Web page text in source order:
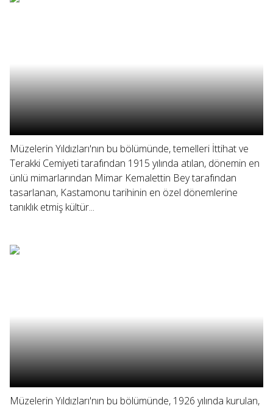
Müzelerin Yıldızları'nın bu bölümünde, temelleri İttihat ve
Terakki Cemiyeti tarafından 1915 yılında atılan, dönemin en
ünlü mimarlarından Mimar Kemalettin Bey tarafından
tasarlanan, Kastamonu tarihinin en özel dönemlerine
tanıklık etmiş kültür...
Müzelerin Yıldızları'nın bu bölümünde, 1926 yılında kurulan,